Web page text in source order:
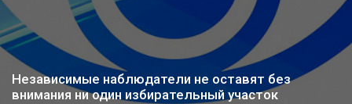
Независимые наблюдатели не оставят без
внимания ни один избирательный участок